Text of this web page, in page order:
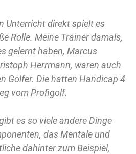
Unterricht direkt spielt es
Rolle. Meine Trainer damals,
gelernt haben, Marcus
Herrmann, waren auch
Golfer. Die hatten Handicap 4
vom Profigolf.
es so viele andere Dinge
das Mentale und
dahinter zum Beispiel,